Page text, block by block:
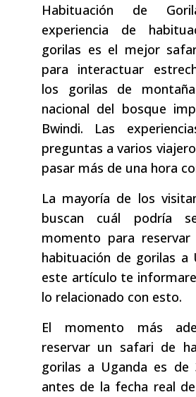
Habituación de
experiencia de
gorilas es el mejor
para interactuar
los gorilas de
nacional del bosque
Bwindi. Las
preguntas a varios
pasar más de una hora
La mayoría de los
buscan cuál podría
momento para
habituación de gorilas a
este artículo te
lo relacionado con esto.
El momento más
reservar un safari de
gorilas a Uganda es de
antes de la fecha real